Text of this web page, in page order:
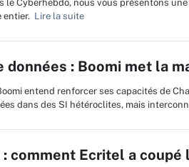
le Cyberhebdo, nous vous présentons
entier. Lire la suite
données : Boomi met la
entend renforcer ses capacités de
dans des SI hétéroclites, mais
comment Ecritel a